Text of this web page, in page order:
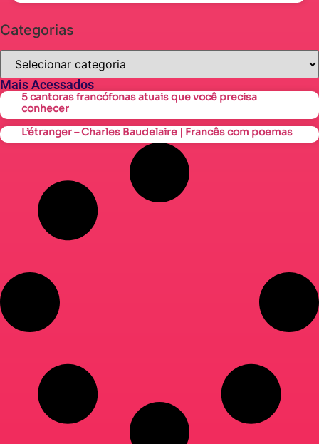
Categorias
Mais Acessados
5 cantoras francófonas atuais que você precisa
conhecer
L’étranger – Charles Baudelaire | Francês com poemas